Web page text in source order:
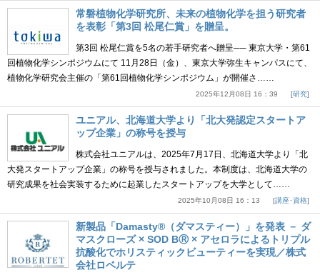
常磐植物化学研究所、未来の植物化学を担う研究者
を表彰「第3回 松尾仁賞」を贈呈。
第3回 松尾仁賞を5名の若手研究者へ贈呈── 東京大学・第61
回植物化学シンポジウムにて 11月28日（金）、東京大学弥生キャンパスにて、
植物化学研究会主催の「第61回植物化学シンポジウム」が開催さ……
2025年12月08日 16：39 研究
ユニアル、北海道大学より「北大発認定スタートア
ップ企業」の称号を授与
株式会社ユニアルは、2025年7月17日、北海道大学より「北
大発スタートアップ企業」の称号を授与されました。本制度は、北海道大学の
研究成果を社会実装するために起業したスタートアップを大学として……
2025年10月08日 16：13 講座･資格
新製品「Damasty®（ダマスティー）」を発表 － ダ
マスクローズ × SOD BⓇ × アセロラによるトリプル
抗酸化でホリスティックビューティーを実現／株式
会社ロベルテ